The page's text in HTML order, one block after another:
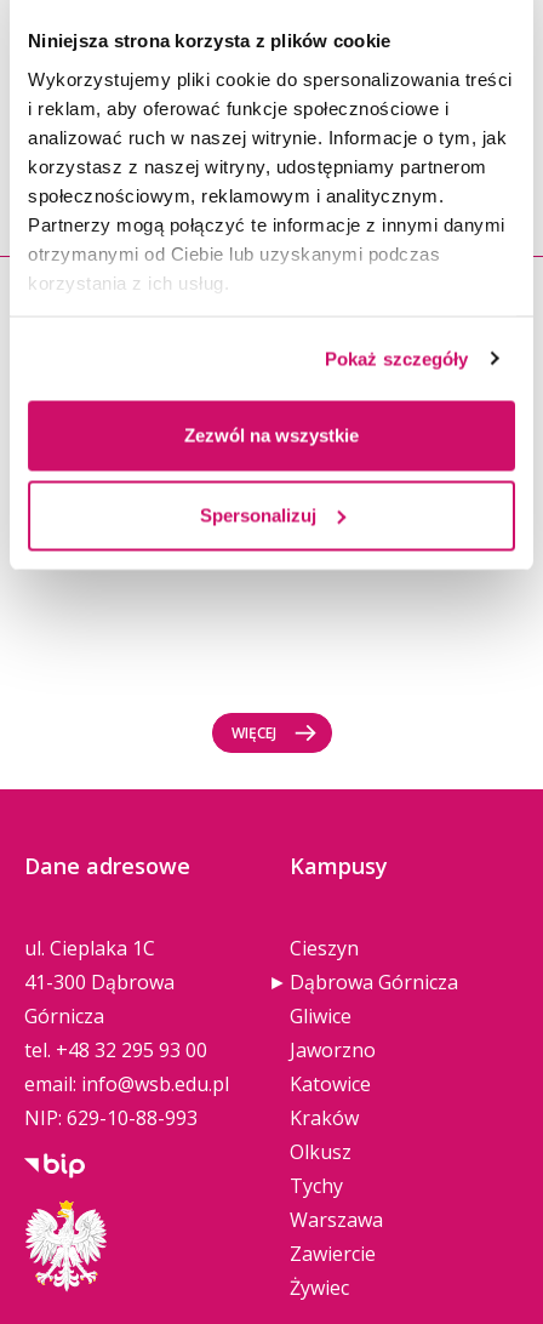
Niniejsza strona korzysta z plików cookie
Wykorzystujemy pliki cookie do spersonalizowania treści
i reklam, aby oferować funkcje społecznościowe i
analizować ruch w naszej witrynie. Informacje o tym, jak
korzystasz z naszej witryny, udostępniamy partnerom
społecznościowym, reklamowym i analitycznym.
Partnerzy mogą połączyć te informacje z innymi danymi
otrzymanymi od Ciebie lub uzyskanymi podczas
korzystania z ich usług.
Pokaż szczegóły
Zezwól na wszystkie
Spersonalizuj
Wydarzenia - Konferencja
Naukowa Ochrona ludności
i Obrona Cywilna
Polskie Forum Zielonego Transportu 2026
WIĘCEJ
Dane adresowe
ul. Cieplaka 1C
41-300 Dąbrowa
Górnicza
tel. +48 32 295 93 00
email: info@wsb.edu.pl
NIP: 629-10-88-993
Kampusy
Cieszyn
Dąbrowa Górnicza
Gliwice
Jaworzno
Katowice
Kraków
Olkusz
Tychy
Warszawa
Zawiercie
Żywiec